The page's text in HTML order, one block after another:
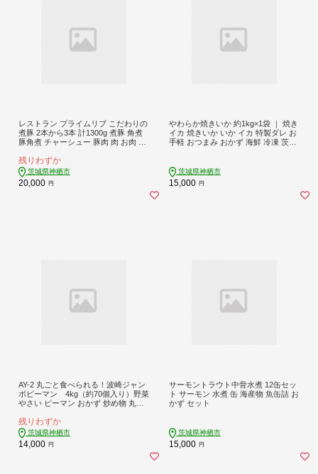
レストラン プライムリブ こだわりの
煮豚 2本から3本 計1300g 煮豚 角煮
豚角煮 チャーシュー 豚肉 肉 お肉 ア
残りわずか
茨城県神栖市
20,000 円
やわらか焼きいか 約1kg×1袋 ｜ 焼き
イカ 焼きいか いか イカ 特製ダレ お
手軽 おつまみ おかず 海鮮 冷凍 茨城
茨城県神栖市
15,000 円
AY-2 丸ごと食べられる！波崎ジャン
ボピーマン 4kg（約70個入り）野菜
やさい ピーマン おかず 炒め物 丸焼
残りわずか
茨城県神栖市
14,000 円
サーモントラウト中骨水煮 12缶セッ
ト サーモン 水煮 缶 海産物 魚缶詰 お
かず セット
茨城県神栖市
15,000 円